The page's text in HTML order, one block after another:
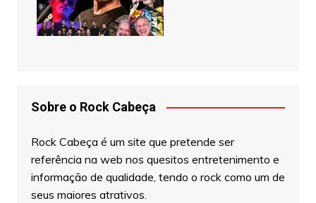
Sobre o Rock Cabeça
Rock Cabeça é um site que pretende ser
referência na web nos quesitos entretenimento e
informação de qualidade, tendo o rock como um de
seus maiores atrativos.